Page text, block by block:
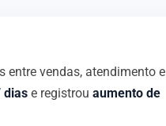
entre vendas, atendimento e
dias e registrou aumento de